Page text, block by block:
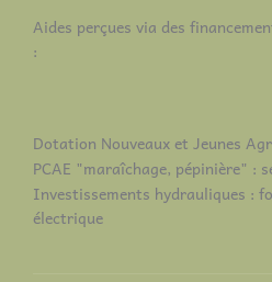
Aides perçues via des
:
Dotation Nouveaux et Jeunes
PCAE "maraîchage, pépinière" :
Investissements hydrauliques :
électrique